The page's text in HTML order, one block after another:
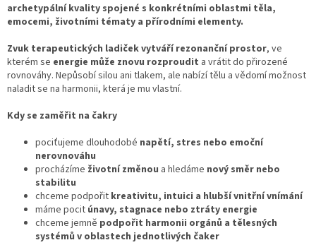
archetypální kvality spojené s konkrétními oblastmi těla,
emocemi, životními tématy a přírodními elementy.
Zvuk terapeutických ladiček vytváří rezonanční prostor, ve
kterém se energie může znovu rozproudit a vrátit do přirozené
rovnováhy. Nepůsobí silou ani tlakem, ale nabízí tělu a vědomí možnost
naladit se na harmonii, která je mu vlastní.
Kdy se zaměřit na čakry
pociťujeme dlouhodobé napětí, stres nebo emoční
nerovnováhu
procházíme životní změnou a hledáme nový směr nebo
stabilitu
chceme podpořit kreativitu, intuici a hlubší vnitřní vnímání
máme pocit únavy, stagnace nebo ztráty energie
chceme jemně podpořit harmonii orgánů a tělesných
systémů v oblastech jednotlivých čaker